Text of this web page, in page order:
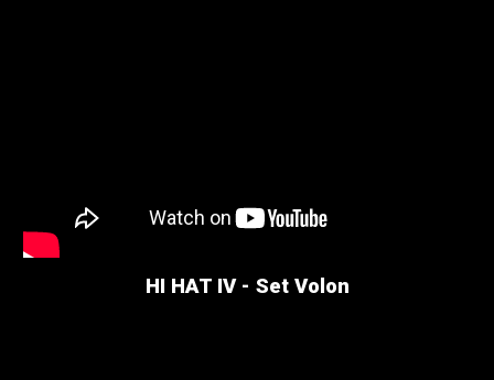
HI HAT IV - Set Volon